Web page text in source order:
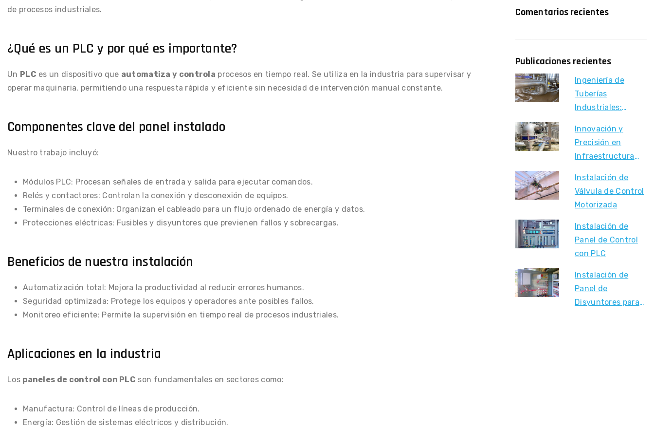
de procesos industriales.
¿Qué es un PLC y por qué es importante?
Un PLC es un dispositivo que automatiza y controla procesos en tiempo real. Se utiliza en la industria para supervisar y
operar maquinaria, permitiendo una respuesta rápida y eficiente sin necesidad de intervención manual constante.
Componentes clave del panel instalado
Nuestro trabajo incluyó:
Módulos PLC: Procesan señales de entrada y salida para ejecutar comandos.
Relés y contactores: Controlan la conexión y desconexión de equipos.
Terminales de conexión: Organizan el cableado para un flujo ordenado de energía y datos.
Protecciones eléctricas: Fusibles y disyuntores que previenen fallos y sobrecargas.
Beneficios de nuestra instalación
Automatización total: Mejora la productividad al reducir errores humanos.
Seguridad optimizada: Protege los equipos y operadores ante posibles fallos.
Monitoreo eficiente: Permite la supervisión en tiempo real de procesos industriales.
Aplicaciones en la industria
Los paneles de control con PLC son fundamentales en sectores como:
Manufactura: Control de líneas de producción.
Energía: Gestión de sistemas eléctricos y distribución.
Comentarios recientes
Publicaciones recientes
Ingeniería de
Tuberías
Industriales:
Seguridad en
Cada Conexión
Innovación y
Precisión en
Infraestructura
Instalación de
Válvula de Control
Motorizada
Instalación de
Panel de Control
con PLC
Instalación de
Panel de
Disyuntores para